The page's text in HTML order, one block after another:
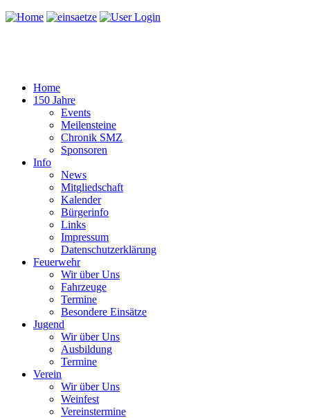
Home
150 Jahre
Events
Meilensteine
Chronik SMZ
Sponsoren
Info
News
Mitgliedschaft
Kalender
Bürgerinfo
Links
Impressum
Datenschutzerklärung
Feuerwehr
Wir über Uns
Fahrzeuge
Termine
Besondere Einsätze
Jugend
Wir über Uns
Ausbildung
Termine
Verein
Wir über Uns
Weinfest
Vereinstermine